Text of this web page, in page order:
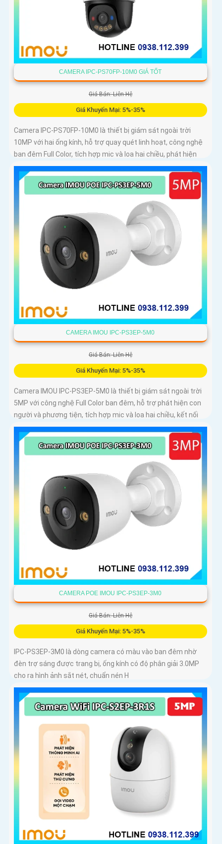
CAMERA IPC-PS70FP-10M0 GIÁ TỐT
Giá Bán: Liên Hệ
Giá Khuyến Mại: 5%-35%
Camera IPC-PS70FP-10M0 là thiết bị giám sát ngoài trời
10MP với hai ống kính, hỗ trợ quay quét linh hoạt, công nghệ
ban đêm Full Color, tích hợp mic và loa hai chiều, phát hiện
con người và phương tiện, phù hợp lắp đặt cho gia đình, cửa
hàng và văn phòng
CAMERA IMOU IPC-PS3EP-5M0
Giá Bán: Liên Hệ
Giá Khuyến Mại: 5%-35%
Camera IMOU IPC-PS3EP-5M0 là thiết bị giám sát ngoài trời
5MP với công nghệ Full Color ban đêm, hỗ trợ phát hiện con
người và phương tiện, tích hợp mic và loa hai chiều, kết nối
PoE tiện lợi, phù hợp cho gia đình, cửa hàng và văn phòng
CAMERA POE IMOU IPC-PS3EP-3M0
Giá Bán: Liên Hệ
Giá Khuyến Mại: 5%-35%
IPC-PS3EP-3M0 là dòng camera có màu vào ban đêm nhờ
đèn trợ sáng được trang bị, ống kính có độ phân giải 3.0MP
cho ra hình ảnh sắt nét, chuẩn nén H